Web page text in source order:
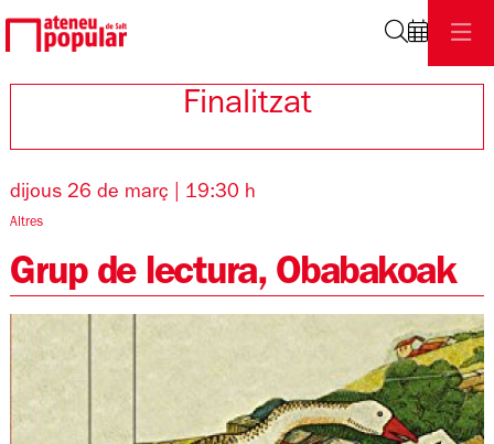
Finalitzat
dijous 26 de març 19:30 h
Altres
Grup de lectura, Obabakoak